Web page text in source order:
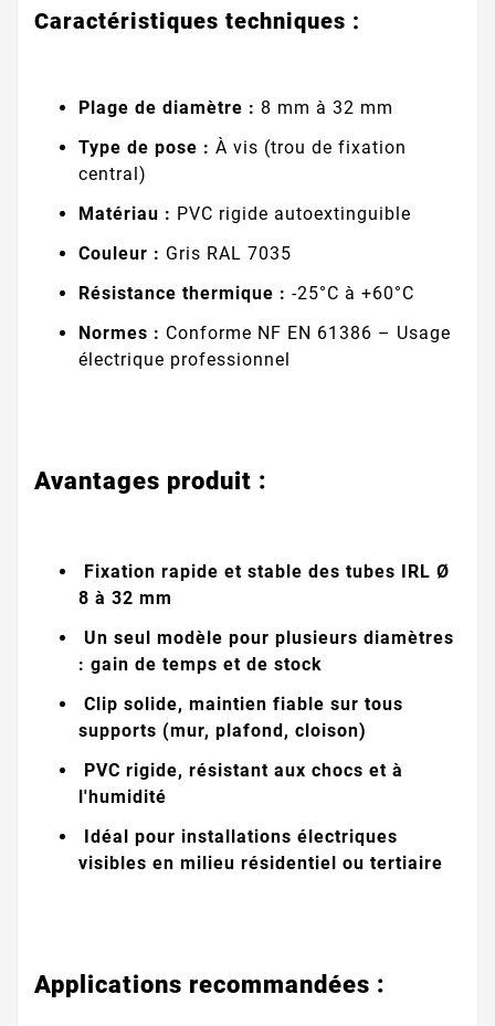
Caractéristiques techniques :
Plage de diamètre : 8 mm à 32 mm
Type de pose : À vis (trou de fixation
central)
Matériau : PVC rigide autoextinguible
Couleur : Gris RAL 7035
Résistance thermique : -25°C à +60°C
Normes : Conforme NF EN 61386 – Usage
électrique professionnel
Avantages produit :
Fixation rapide et stable des tubes IRL Ø
8 à 32 mm
Un seul modèle pour plusieurs diamètres
: gain de temps et de stock
Clip solide, maintien fiable sur tous
supports (mur, plafond, cloison)
PVC rigide, résistant aux chocs et à
l'humidité
Idéal pour installations électriques
visibles en milieu résidentiel ou tertiaire
Applications recommandées :